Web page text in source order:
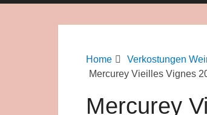
Home Verkostungen
Mercurey Vieilles Vignes
Mercurey